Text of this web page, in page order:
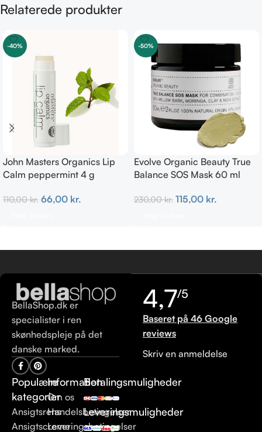
Relaterede produkter
-40%
John Masters Organics Lip
Calm peppermint 4 g
110,00kr. 66,00 kr.
-50%
Evolve Organic Beauty True
Balance SOS Mask 60 ml
230,00kr. 115,00 kr.
BellaShop.dk er
specialister i ren
skønhedspleje på det
danske marked.
Populære
kategorier
Ansigtsrens
Ansigtscreme
Information
Om os
Handelsbetingelser
Leveringsbetingelser
Betalingsmuligheder
Leveringsmuligheder
4,7/5
Baseret på 46 Google
reviews
Skriv en anmeldelse